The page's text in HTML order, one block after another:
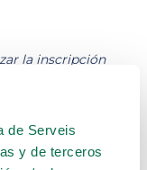
de Serveis
y de terceros
la inscripción
por
en